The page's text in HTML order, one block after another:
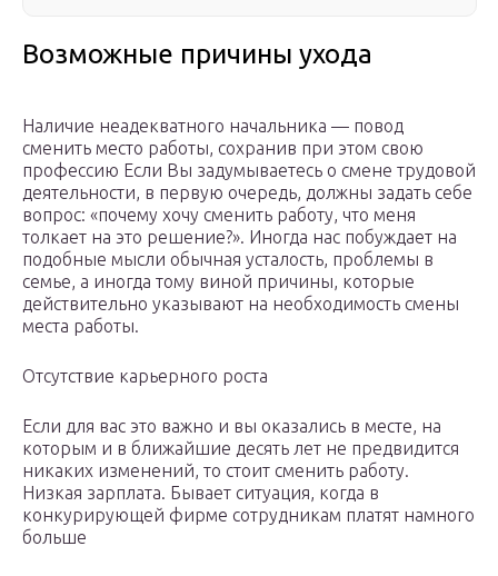
Возможные причины ухода
Наличие неадекватного начальника — повод
сменить место работы, сохранив при этом свою
профессию Если Вы задумываетесь о смене трудовой
деятельности, в первую очередь, должны задать себе
вопрос: «почему хочу сменить работу, что меня
толкает на это решение?». Иногда нас побуждает на
подобные мысли обычная усталость, проблемы в
семье, а иногда тому виной причины, которые
действительно указывают на необходимость смены
места работы.
Отсутствие карьерного роста
Если для вас это важно и вы оказались в месте, на
которым и в ближайшие десять лет не предвидится
никаких изменений, то стоит сменить работу.
Низкая зарплата. Бывает ситуация, когда в
конкурирующей фирме сотрудникам платят намного
больше